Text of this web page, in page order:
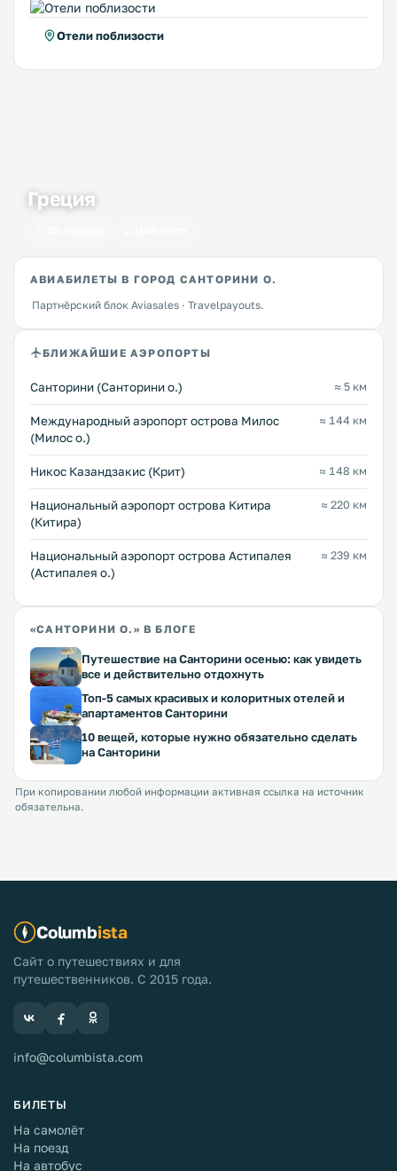
Отели поблизости
Греция
АВИАБИЛЕТЫ В ГОРОД САНТОРИНИ О.
Партнёрский блок Aviasales · Travelpayouts.
БЛИЖАЙШИЕ АЭРОПОРТЫ
Санторини (Санторини о.) ≈ 5 км
Междунарoдный аэропорт острова Милос
(Милос о.)
≈ 144 км
Никос Казандзакис (Крит) ≈ 148 км
Национальный аэропорт острова Китира
(Китира)
≈ 220 км
Национальный аэропорт острова Астипалея
(Астипалея о.)
≈ 239 км
«САНТОРИНИ О.» В БЛОГЕ
Путешествие на Санторини осенью: как увидеть
все и действительно отдохнуть
Топ-5 самых красивых и колоритных отелей и
апартаментов Санторини
10 вещей, которые нужно обязательно сделать
на Санторини
При копировании любой информации активная ссылка на источник
обязательна.
Columbista
Сайт о путешествиях и для
путешественников. С 2015 года.
info@columbista.com
БИЛЕТЫ
На самолёт
На поезд
На автобус